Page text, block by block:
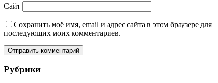
Сайт
Сохранить моё имя, email и адрес сайта в этом браузере для
последующих моих комментариев.
Рубрики